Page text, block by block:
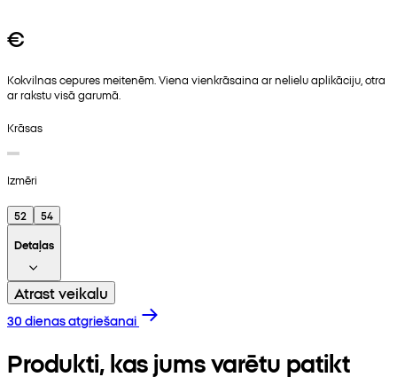
€
Kokvilnas cepures meitenēm. Viena vienkrāsaina ar nelielu aplikāciju, otra
ar rakstu visā garumā.
Krāsas
Izmēri
52
54
Detaļas
Atrast veikalu
30 dienas atgriešanai
Produkti, kas jums varētu patikt